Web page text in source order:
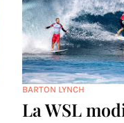
BARTON LYNCH
La WSL